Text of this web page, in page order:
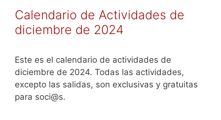
Calendario de Actividades de
diciembre de 2024
Este es el calendario de actividades de
diciembre de 2024. Todas las actividades,
excepto las salidas, son exclusivas y gratuitas
para soci@s.